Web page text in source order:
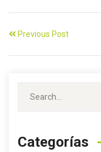
Previous Post
Categorías